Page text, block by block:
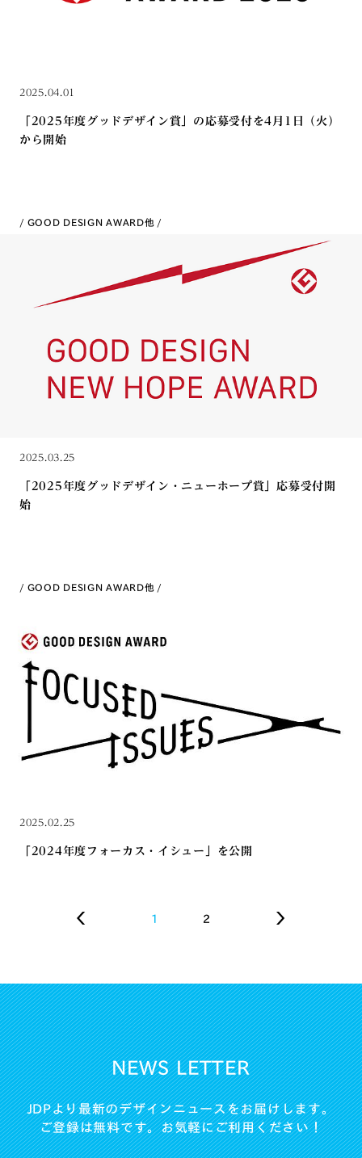
2025.04.01
「2025年度グッドデザイン賞」の応募受付を4月1日（火）
から開始
GOOD DESIGN AWARD他
2025.03.25
「2025年度グッドデザイン・ニューホープ賞」応募受付開
始
GOOD DESIGN AWARD他
2025.02.25
「2024年度フォーカス・イシュー」を公開
1 2
NEWS LETTER
JDPより最新のデザインニュースをお届けします。
ご登録は無料です。お気軽にご利用ください！